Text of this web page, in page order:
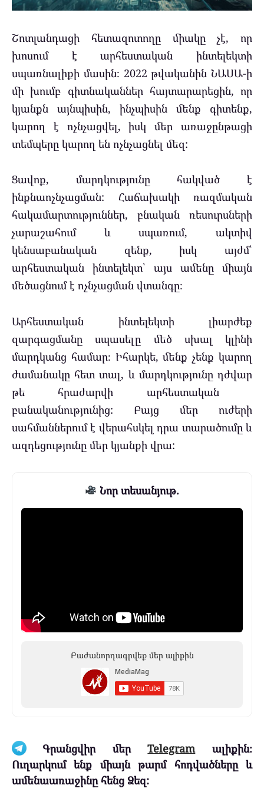
Շոտլանդացի հետազոտողը միակը չէ, որ
խոսում է արհեստական ​​ինտելեկտի
սպառնալիքի մասին։ 2022 թվականին ՆԱՍԱ-ի
մի խումբ գիտնականներ հայտարարեցին, որ
կյանքն այնպիսին, ինչպիսին մենք գիտենք,
կարող է ոչնչացվել, իսկ մեր առաջընթացի
տեմպերը կարող են ոչնչացնել մեզ:
Ցավոք, մարդկությունը հակված է
ինքնաոչնչացման: Հաճախակի ռազմական
հակամարտություններ, բնական ռեսուրսների
չարաշահում և սպառում, ակտիվ
կենսաբանական զենք, իսկ այժմ՝
արհեստական ​​ինտելեկտ՝ այս ամենը միայն
մեծացնում է ոչնչացման վտանգը։
Արհեստական ​​ինտելեկտի լիարժեք
զարգացմանը սպասելը մեծ սխալ կլինի
մարդկանց համար։ Իհարկե, մենք չենք կարող
ժամանակը հետ տալ, և մարդկությունը դժվար
թե հրաժարվի արհեստական ​​
բանականությունից: Բայց մեր ուժերի
սահմաններում է վերահսկել դրա տարածումը և
ազդեցությունը մեր կյանքի վրա:
Նոր տեսանյութ.
Բաժանորդագրվեք մեր ալիքին
Գրանցվիր մերTelegramալիքին։
Ուղարկում ենք միայն թարմ հոդվածները և
ամենաառաջինը հենց Ձեզ: